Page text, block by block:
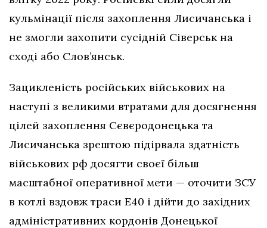
кульмінації після захоплення Лисичанська і
не змогли захопити сусідній Сіверськ на
сході або Слов’янськ.
Зацикленість російських військових на
наступі з великими втратами для досягнення
цілей захоплення Сєвєродонецька та
Лисичанська зрештою підірвала здатність
військових рф досягти своєї більш
масштабної оперативної мети — оточити ЗСУ
в котлі вздовж траси Е40 і дійти до західних
адміністративних кордонів Донецької